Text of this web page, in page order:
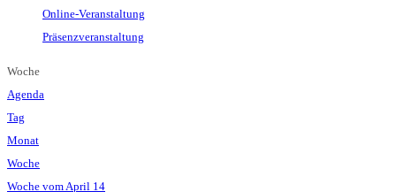
Online-Veranstaltung
Präsenzveranstaltung
Woche
Agenda
Tag
Monat
Woche
Woche vom April 14